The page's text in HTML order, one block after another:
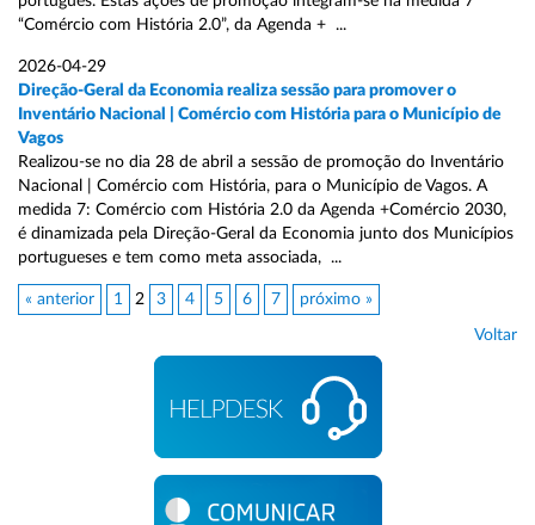
“Comércio com História 2.0”, da Agenda + ...
2026-04-29
Direção-Geral da Economia realiza sessão para promover o
Inventário Nacional | Comércio com História para o Município de
Vagos
Realizou-se no dia 28 de abril a sessão de promoção do Inventário
Nacional | Comércio com História, para o Município de Vagos. A
medida 7: Comércio com História 2.0 da Agenda +Comércio 2030,
é dinamizada pela Direção-Geral da Economia junto dos Municípios
portugueses e tem como meta associada, ...
« anterior 1 2 3 4 5 6 7 próximo »
Voltar